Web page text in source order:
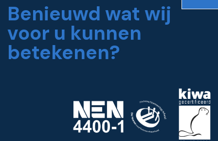
Benieuwd wat wij
voor u kunnen
betekenen?